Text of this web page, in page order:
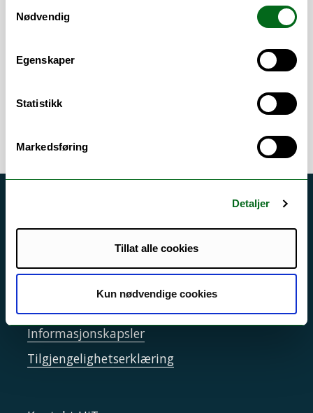
Nødvendig
Egenskaper
Statistikk
Markedsføring
Detaljer
Tillat alle cookies
Kun nødvendige cookies
overlege, Finnmarkssykehuset -
Forskningsleder, Nasjonalt senter for
Si ifra!
Driftsmeldinger
Informasjonskapsler
Tilgjengelighetserklæring